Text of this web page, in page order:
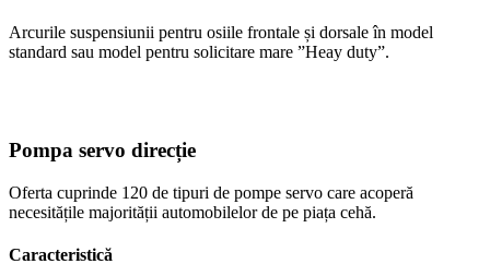
Arcurile suspensiunii pentru osiile frontale și dorsale în model
standard sau model pentru solicitare mare ”Heay duty”.
Pompa servo direcție
Oferta cuprinde 120 de tipuri de pompe servo care acoperă
necesitățile majorității automobilelor de pe piața cehă.
Caracteristică